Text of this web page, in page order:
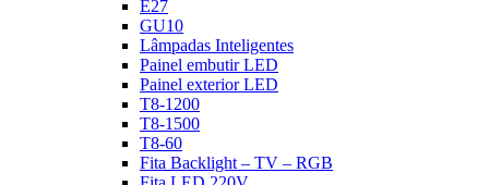
E27
GU10
Lâmpadas Inteligentes
Painel embutir LED
Painel exterior LED
T8-1200
T8-1500
T8-60
Fita Backlight – TV – RGB